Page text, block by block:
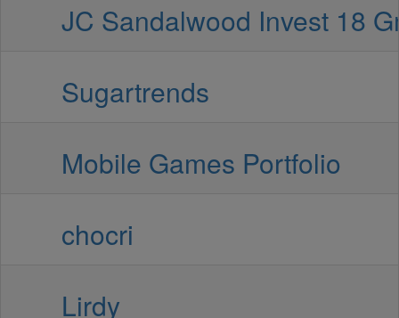
JC Sandalwood Invest 18
Sugartrends
Mobile Games Portfolio
chocri
Lirdy